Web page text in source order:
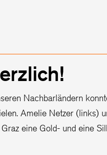
Nachbarländern
Amelie Netzer (links)
eine Gold- und eine